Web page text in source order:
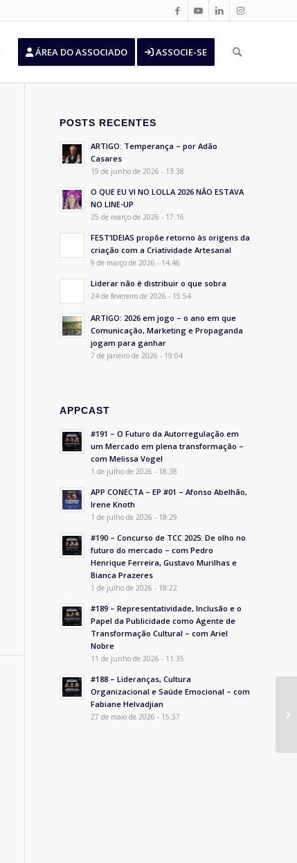
ÁREA DO ASSOCIADO ASSOCIE-SE
POSTS RECENTES
ARTIGO: Temperança – por Adão
Casares
19 de junho de 2026 - 13:38
O QUE EU VI NO LOLLA 2026 NÃO ESTAVA
NO LINE-UP
25 de março de 2026 - 17:16
FEST’IDEIAS propõe retorno às origens da
criação com a Criatividade Artesanal
9 de março de 2026 - 14:46
Liderar não é distribuir o que sobra
24 de fevereiro de 2026 - 15:54
ARTIGO: 2026 em jogo – o ano em que
Comunicação, Marketing e Propaganda
jogam para ganhar
7 de janeiro de 2026 - 19:04
APPCAST
#191 – O Futuro da Autorregulação em
um Mercado em plena transformação –
com Melissa Vogel
1 de julho de 2026 - 18:38
APP CONECTA – EP #01 – Afonso Abelhão,
Irene Knoth
1 de julho de 2026 - 18:29
#190 – Concurso de TCC 2025: De olho no
futuro do mercado – com Pedro
Henrique Ferreira, Gustavo Murilhas e
Bianca Prazeres
1 de julho de 2026 - 18:22
#189 – Representatividade, Inclusão e o
Papel da Publicidade como Agente de
Transformação Cultural – com Ariel
Nobre
11 de junho de 2026 - 11:35
#188 – Lideranças, Cultura
Organizacional e Saúde Emocional – com
Fabiane Helvadjian
27 de maio de 2026 - 15:37